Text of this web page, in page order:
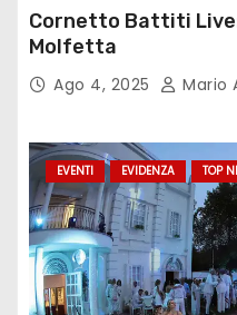
Cornetto Battiti
Molfetta
Ago 4, 2025 Mario
EVENTI EVIDENZA TOP